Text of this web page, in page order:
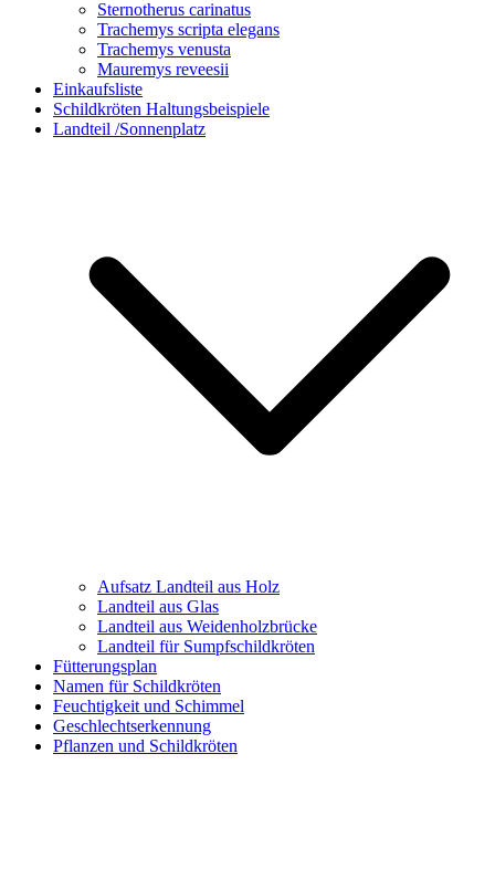
Sternotherus carinatus
Trachemys scripta elegans
Trachemys venusta
Mauremys reveesii
Einkaufsliste
Schildkröten Haltungsbeispiele
Landteil /Sonnenplatz
Aufsatz Landteil aus Holz
Landteil aus Glas
Landteil aus Weidenholzbrücke
Landteil für Sumpfschildkröten
Fütterungsplan
Namen für Schildkröten
Feuchtigkeit und Schimmel
Geschlechtserkennung
Pflanzen und Schildkröten